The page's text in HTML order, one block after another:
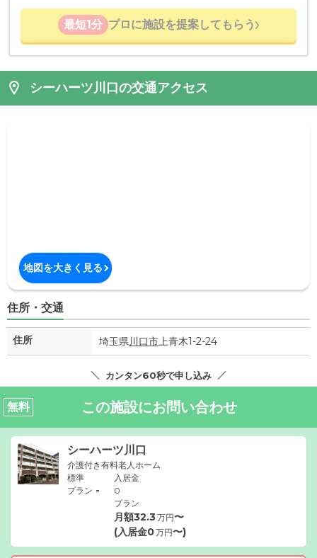
最短1分 プロに施設を提案してもらう
シーハーツ川口の交通アクセス
地図を大きく見る
住所・交通
住所 埼玉県川口市上青木1-2-24
カンタン60秒で申し込み
無料 この施設にお問い合わせ
シーハーツ川口
介護付き有料老人ホーム
標準
プラン -
入居金
0
プラン
月額32.3万円〜
(入居金0万円〜)